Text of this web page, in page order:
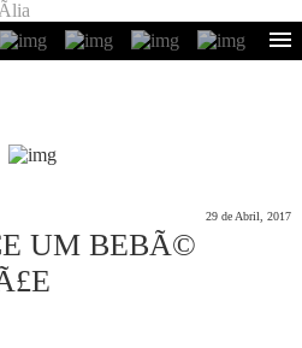
29 de Abril, 2017
UM BEBÃ©